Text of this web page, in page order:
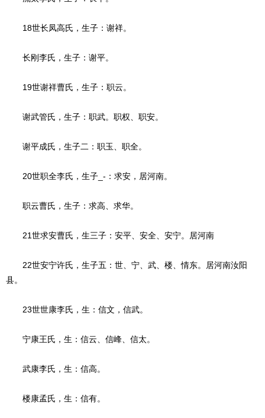
18世长凤高氏，生子：谢祥。
长刚李氏，生子：谢平。
19世谢祥曹氏，生子：职云。
谢武管氏，生子：职武。职权、职安。
谢平成氏，生子二：职玉、职全。
20世职全李氏，生子_-：求安，居河南。
职云曹氏，生子：求高、求华。
21世求安曹氏，生三子：安平、安全、安宁。居河南
22世安宁许氏，生子五：世、宁、武、楼、情东。居河南汝阳
县。
23世世康李氏，生：信文，信武。
宁康王氏，生：信云、信峰、信太。
武康李氏，生：信高。
楼康孟氏，生：信有。